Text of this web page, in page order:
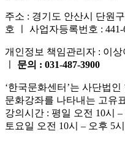
주소 : 경기도 안산시 단원
호 ㅣ 사업자등록번호 : 441-
개인정보 책임관리자 : 이상
문의 : 031-487-3900
‘한국문화센터’는 사단법
문화강좌를 나타내는 고유
강의시간 : 평일 오전 10시 –
토요일 오전 10시 – 오후 5시